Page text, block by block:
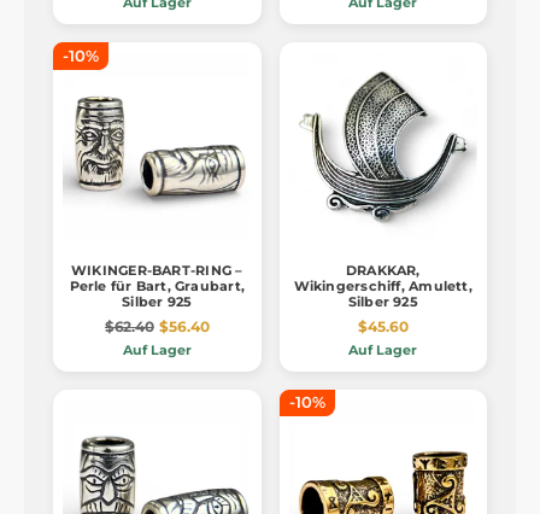
-10%
WIKINGER-BART-RING –
Perle für Bart, Graubart,
Silber 925
$62.40 $56.40
Auf Lager
DRAKKAR,
Wikingerschiff, Amulett,
Silber 925
$45.60
Auf Lager
-10%